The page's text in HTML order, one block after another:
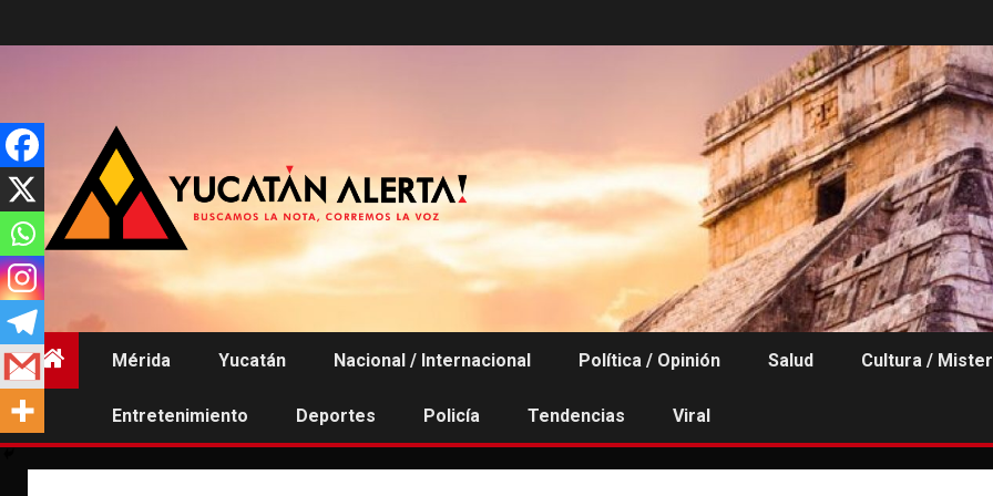
al
Mérida Yucatán Nacional / Internacional Política / Opinión Salud Cultura /
Entretenimiento Deportes Policía Tendencias Viral